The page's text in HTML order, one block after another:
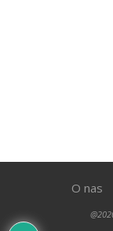
O nas